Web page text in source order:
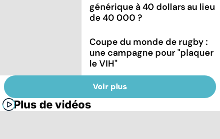
générique à 40 dollars au lieu
de 40 000 ?
Coupe du monde de rugby :
une campagne pour "plaquer
le VIH"
Voir plus
Plus de vidéos